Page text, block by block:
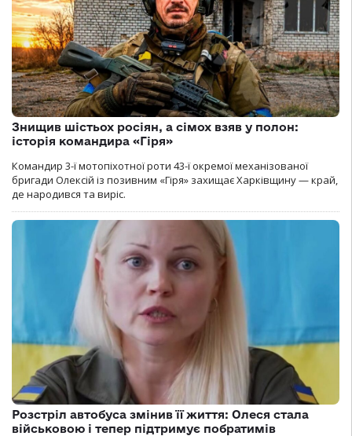
Знищив шістьох росіян, а сімох взяв у полон:
історія командира «Гіря»
Командир 3-ї мотопіхотної роти 43-ї окремої механізованої
бригади Олексій із позивним «Гіря» захищає Харківщину — край,
де народився та виріс.
Розстріл автобуса змінив її життя: Олеся стала
військовою і тепер підтримує побратимів